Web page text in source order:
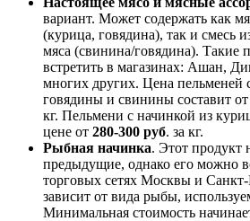
вариант. Может содержать как
(курица, говядина), так и смесь
мяса (свинина/говядина). Такие
встретить в магазинах: Ашан,
многих других. Цена пельменей
говядины и свинины составит от
кг. Пельмени с начинкой из
цене от 280-300 руб. за кг.
Рыбная начинка. Этот продукт
предыдущие, однако его можно
торговых сетях Москвы и
зависит от вида рыбы,
Минимальная стоимость